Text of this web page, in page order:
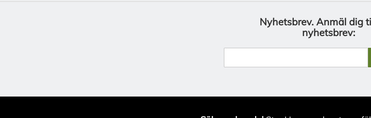
Nyhetsbrev. Anmäl dig
nyhetsbrev: